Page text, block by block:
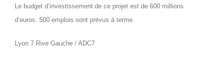
Le budget d’investissement de ce projet est de 600 millions
d’euros. 500 emplois sont prévus à terme.
Lyon 7 Rive Gauche / ADC7